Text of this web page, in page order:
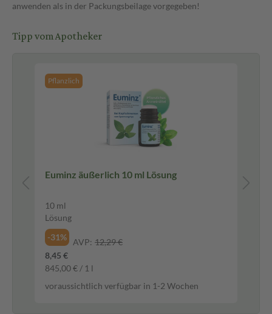
anwenden als in der Packungsbeilage vorgegeben!
Tipp vom Apotheker
Pflanzlich
Euminz äußerlich 10 ml Lösung
10 ml
Lösung
-31%
AVP: 12,29 €
8,45 €
845,00 € / 1 l
voraussichtlich verfügbar in 1-2 Wochen